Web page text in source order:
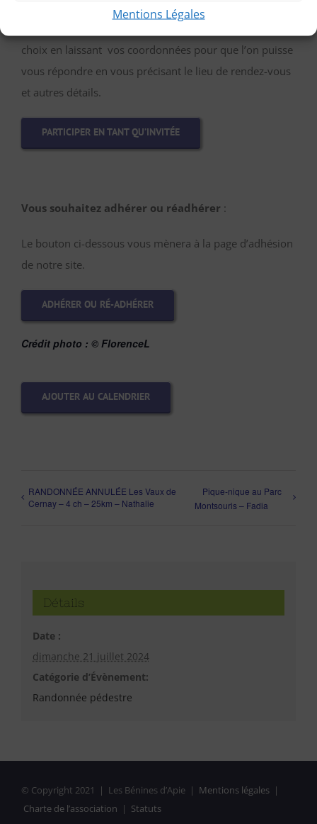
Mentions Légales
choix en laissant vos coordonnées pour que l’on puisse
vous répondre en vous précisant le lieu de rendez-vous
et autres détails.
PARTICIPER EN TANT QU’INVITÉE
Vous souhaitez adhérer ou réadhérer :
Le bouton ci-dessous vous mènera à la page d’adhésion
de notre site.
ADHÉRER OU RÉ-ADHÉRER
Crédit photo : © FlorenceL
AJOUTER AU CALENDRIER
RANDONNÉE ANNULÉE Les Vaux de
Cernay – 4 ch – 25km – Nathalie
Pique-nique au Parc
Montsouris – Fadia
Détails
Date :
dimanche 21 juillet 2024
Catégorie d’Évènement:
Randonnée pédestre
© Copyright 2021 | Les Bénines d’Apie | Mentions légales|
Charte de l’association | Statuts